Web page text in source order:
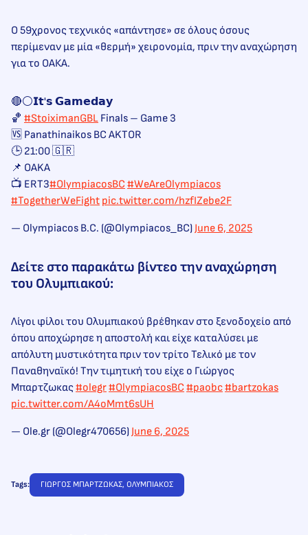
Ο 59χρονος τεχνικός «απάντησε» σε όλους όσους
περίμεναν με μία «θερμή» χειρονομία, πριν την αναχώρηση
για το ΟΑΚΑ.
🔴⚪𝗜𝘁'𝘀 𝗚𝗮𝗺𝗲𝗱𝗮𝘆
🏀 #StoiximanGBL Finals – Game 3
🆚 Panathinaikos BC AKTOR
🕒 21:00 🇬🇷
📌 OAKA
📺 ERT3#OlympiacosBC #WeAreOlympiacos
#TogetherWeFight pic.twitter.com/hzfIZebe2F
— Olympiacos B.C. (@Olympiacos_BC)June 6, 2025
Δείτε στο παρακάτω βίντεο την αναχώρηση
του Ολυμπιακού:
Λίγοι φίλοι του Ολυμπιακού βρέθηκαν στο ξενοδοχείο από
όπου αποχώρησε η αποστολή και είχε καταλύσει με
απόλυτη μυστικότητα πριν τον τρίτο Τελικό με τον
Παναθηναϊκό! Την τιμητική του είχε ο Γιώργος
Μπαρτζωκας #olegr#OlympiacosBC #paobc#bartzokas
pic.twitter.com/A4oMmt6sUH
— Ole.gr (@Olegr470656)June 6, 2025
Tags: ΓΙΩΡΓΟΣ ΜΠΑΡΤΖΩΚΑΣ, ΟΛΥΜΠΙΑΚΟΣ